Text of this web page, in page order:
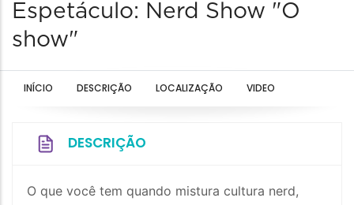
Espetáculo: Nerd Show "O
show"
INÍCIO DESCRIÇÃO LOCALIZAÇÃO VIDEO
DESCRIÇÃO
O que você tem quando mistura cultura nerd,